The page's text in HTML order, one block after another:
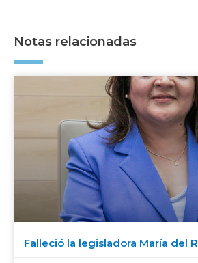
Notas relacionadas
Falleció la legisladora María del